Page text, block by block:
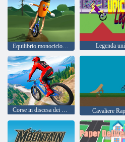
Equilibrio monociclo 3d Legenda
Corse in discesa dei corridori Cavaliere